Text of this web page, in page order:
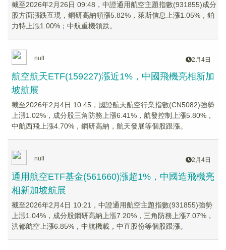
截至2026年2月26日 09:48，中證通用航空主題指數(931855)成分
股方面漲跌互現，鋼研高納領漲5.82%，萊斯信息上漲1.05%，鉑
力特上漲1.00%；中航重機領跌。
null 2月4日
航空航天ETF(159227)漲近1%，中國飛機亮相新加
坡航展
截至2026年2月4日 10:45，國證航天航空行業指數(CN5082)強勢
上漲1.02%，成分股三角防務上漲6.41%，航發控制上漲5.80%，
中航西飛上漲4.70%，鋼研高納，航天發展等個股跟漲。
null 2月4日
通用航空ETF基金(561660)漲超1%，中國造飛機亮
相新加坡航展
截至2026年2月4日 10:21，中證通用航空主題指數(931855)強勢
上漲1.04%，成分股鋼研高納上漲7.20%，三角防務上漲7.07%，
洪都航空上漲6.85%，中航機載，中直股份等個股跟漲。